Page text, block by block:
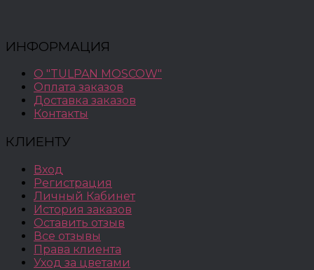
ИНФОРМАЦИЯ
О "TULPAN MOSCOW"
Оплата заказов
Доставка заказов
Контакты
КЛИЕНТУ
Вход
Регистрация
Личный Кабинет
История заказов
Оставить отзыв
Все отзывы
Права клиента
Уход за цветами